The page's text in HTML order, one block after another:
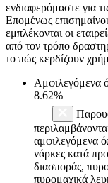
ενδιαφερόμαστε για
Επομένως
εμπλέκονται οι
από τον τρόπο
το πώς κερδίζουν
Αμφιλεγόμενα
8.62%
αμφιλεγόμενα
νάρκες κατά
διασποράς,
πυρομαχικά